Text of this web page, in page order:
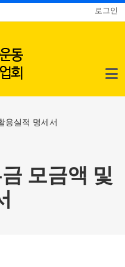
로그인
용실적 명세서
모금액 및